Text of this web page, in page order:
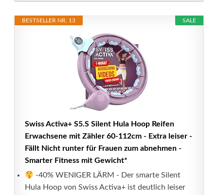
SALE
BESTSELLER NR. 13
Swiss Activa+ S5.S Silent Hula Hoop Reifen
Erwachsene mit Zähler 60-112cm - Extra leiser -
Fällt Nicht runter für Frauen zum abnehmen -
Smarter Fitness mit Gewicht*
-40% WENIGER LÄRM - Der smarte Silent
Hula Hoop von Swiss Activa+ ist deutlich leiser